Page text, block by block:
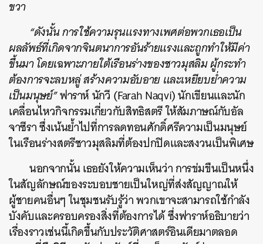
ขวา
“ดังนั้น การใช้ความรุนแรงทางเพศต่อพวกเธอเป็น
ผลลัพธ์ที่เกิดจากจินตนาการอันร้ายแรงและถูกทำให้มีค่า
ขึ้นมา โดยเฉพาะภายใต้เรือนร่างของชาวมุสลิม ผู้กระทำ
ต้องการจะลบหลู่ สร้างความอับอาย และเหยียบย่ำความ
เป็นมนุษย์”ฟาราห์ นักวี (Farah Naqvi) นักเขียนและนัก
เคลื่อนไหวกิจกรรมเกี่ยวกับสิทธิสตรี ให้สัมภาษณ์กับอัล
จาซีรา ซึ่งเน้นย้ำไปที่การลดทอนศักดิ์ศรีความเป็นมนุษย์
ในเรือนร่างสตรีชาวมุสลิมที่ต้องปกปิดและสงวนเป็นพิเศษ
นอกจากนั้น เธอยังให้ความเห็นว่า การข่มขืนเป็นหนึ่ง
ในสัญลักษณ์ของระบอบชายเป็นใหญ่ที่ส่งสัญญาณให้
ผู้ชายคนอื่นๆ ในชุมชนรับรู้ว่า พวกเขาจะสามารถใช้กำลัง
บังคับและครอบครองสิ่งที่ต้องการได้ ซึ่งฟาราห์อธิบายว่า
เรื่องราวเช่นนี้เกิดขึ้นกับประวัติศาสตร์อินเดียมาตลอด